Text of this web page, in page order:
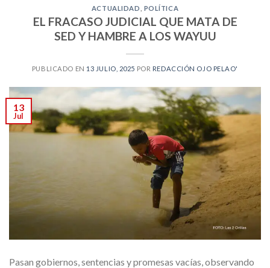
ACTUALIDAD POLÍTICA
EL FRACASO JUDICIAL QUE MATA DE
SED Y HAMBRE A LOS WAYUU
PUBLICADO EN 13 JULIO, 2025 POR REDACCIÓN OJO PELAO'
13
Jul
Pasan gobiernos, sentencias y promesas vacías, observando